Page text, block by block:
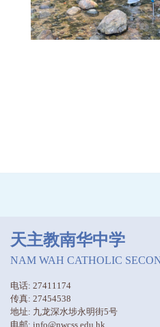
天主教南华中学
NAM WAH CATHOLIC
电话: 27411174
传真: 27454538
地址: 九龙深水埗永明街5号
电邮: info@nwcss.edu.hk